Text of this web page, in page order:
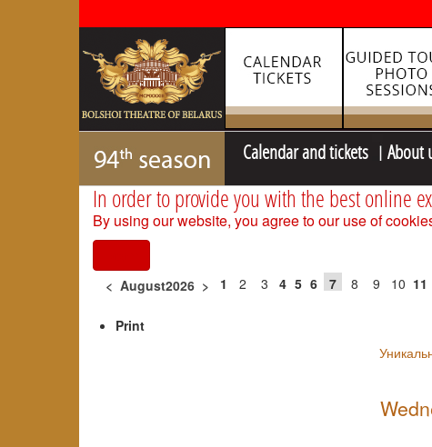
Calendar and tickets About
In order to provide you with the best online
By using our website, you agree to our use of
< August2026 > 1 2 3 4 5 6 7 8 9 10 11
Print